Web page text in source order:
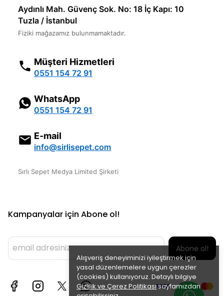
Alışveriş deneyiminizi iyileştirmek için
yasal düzenlemelere uygun çerezler
(cookies) kullanıyoruz. Detaylı bilgiye
Gizlilik ve Çerez Politikasısayfamızdan
Aydınlı Mah. Güvenç Sok. No: 18 İç Kapı: 10
Tuzla / İstanbul
Fiziki mağazamız bulunmamaktadır.
Müşteri Hizmetleri
0551 154 72 91
WhatsApp
0551 154 72 91
E-mail
info@sirlisepet.com
Sırlı Sepet Medya Limited Şirketi
Kampanyalar için Abone ol!
Abone ol!